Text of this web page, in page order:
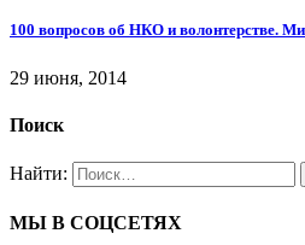
100 вопросов об НКО и волонтерстве.
29 июня, 2014
Поиск
Найти:
МЫ В СОЦСЕТЯХ